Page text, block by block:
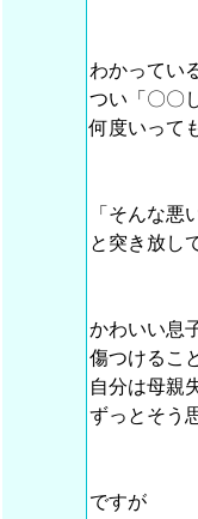
わかってい
つい「〇〇
何度いって
「そんな悪
と突き放し
かわいい息
傷つけるこ
自分は母親
ずっとそう
ですが